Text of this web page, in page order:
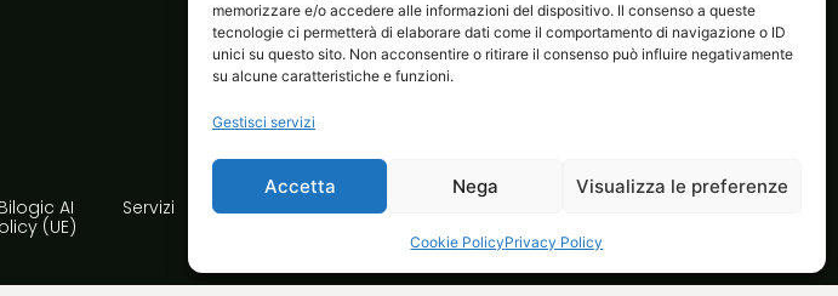
memorizzare e/o accedere alle informazioni del dispositivo. Il consenso a queste
tecnologie ci permetterà di elaborare dati come il comportamento di navigazione o ID
unici su questo sito. Non acconsentire o ritirare il consenso può influire negativamente
su alcune caratteristiche e funzioni.
Gestisci servizi
Accetta Nega Visualizza le preferenze
Cookie PolicyPrivacy Policy
Bilogic AI Servizi Avvia il tuo ecommerce
(UE)